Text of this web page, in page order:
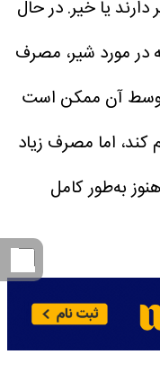
یا خیر.در حال
در مورد شیر، مصرف
آن ممکن است
کند، اما مصرف زیاد
به‌طور کامل